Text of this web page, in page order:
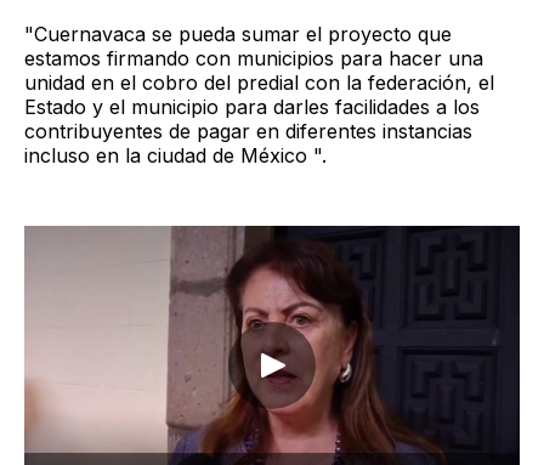
"Cuernavaca se pueda sumar el proyecto que
estamos firmando con municipios para hacer una
unidad en el cobro del predial con la federación, el
Estado y el municipio para darles facilidades a los
contribuyentes de pagar en diferentes instancias
incluso en la ciudad de México ".